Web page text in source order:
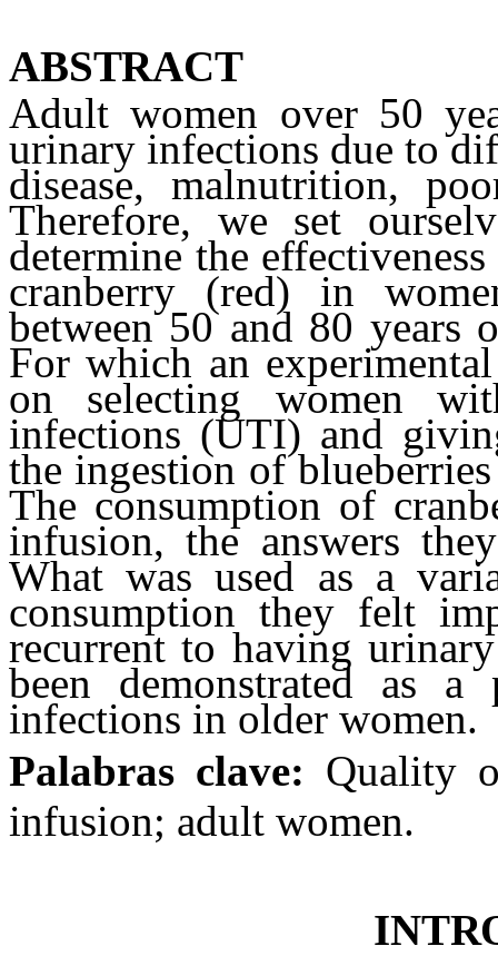
ABSTRACT
Adult women over 50
urinary infections due to
disease, malnutrition,
Therefore, we set
determine the
cranberry (red) in
between 50 and 80 years
For which an
on selecting women
infections (UTI) and
the ingestion of
The consumption of
infusion, the answers
What was used as a
consumption they felt
recurrent to having
been demonstrated as
infections in older women.
Palabras clave: Quality
infusion; adult women.